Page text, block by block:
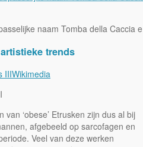
naam Tomba della Caccia
trends
Wikimedia
‘obese’ Etrusken zijn dus al bij
afgebeeld op sarcofagen en
Veel van deze werken